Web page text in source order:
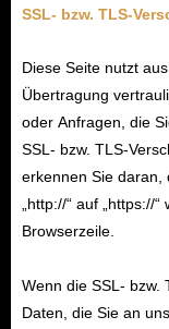
SSL- bzw. TLS-
Diese Seite nutzt
Übertragung
oder Anfragen, die
SSL- bzw. TLS-
erkennen Sie daran,
„http://“ auf
Browserzeile.
Wenn die SSL- bzw.
Daten, die Sie an